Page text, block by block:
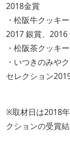
2018金賞
・松阪牛クッキ
2017 銀賞、2016
・松阪茶クッキ
・いつきのみや
セレクション
※取材日は2018
クションの受賞